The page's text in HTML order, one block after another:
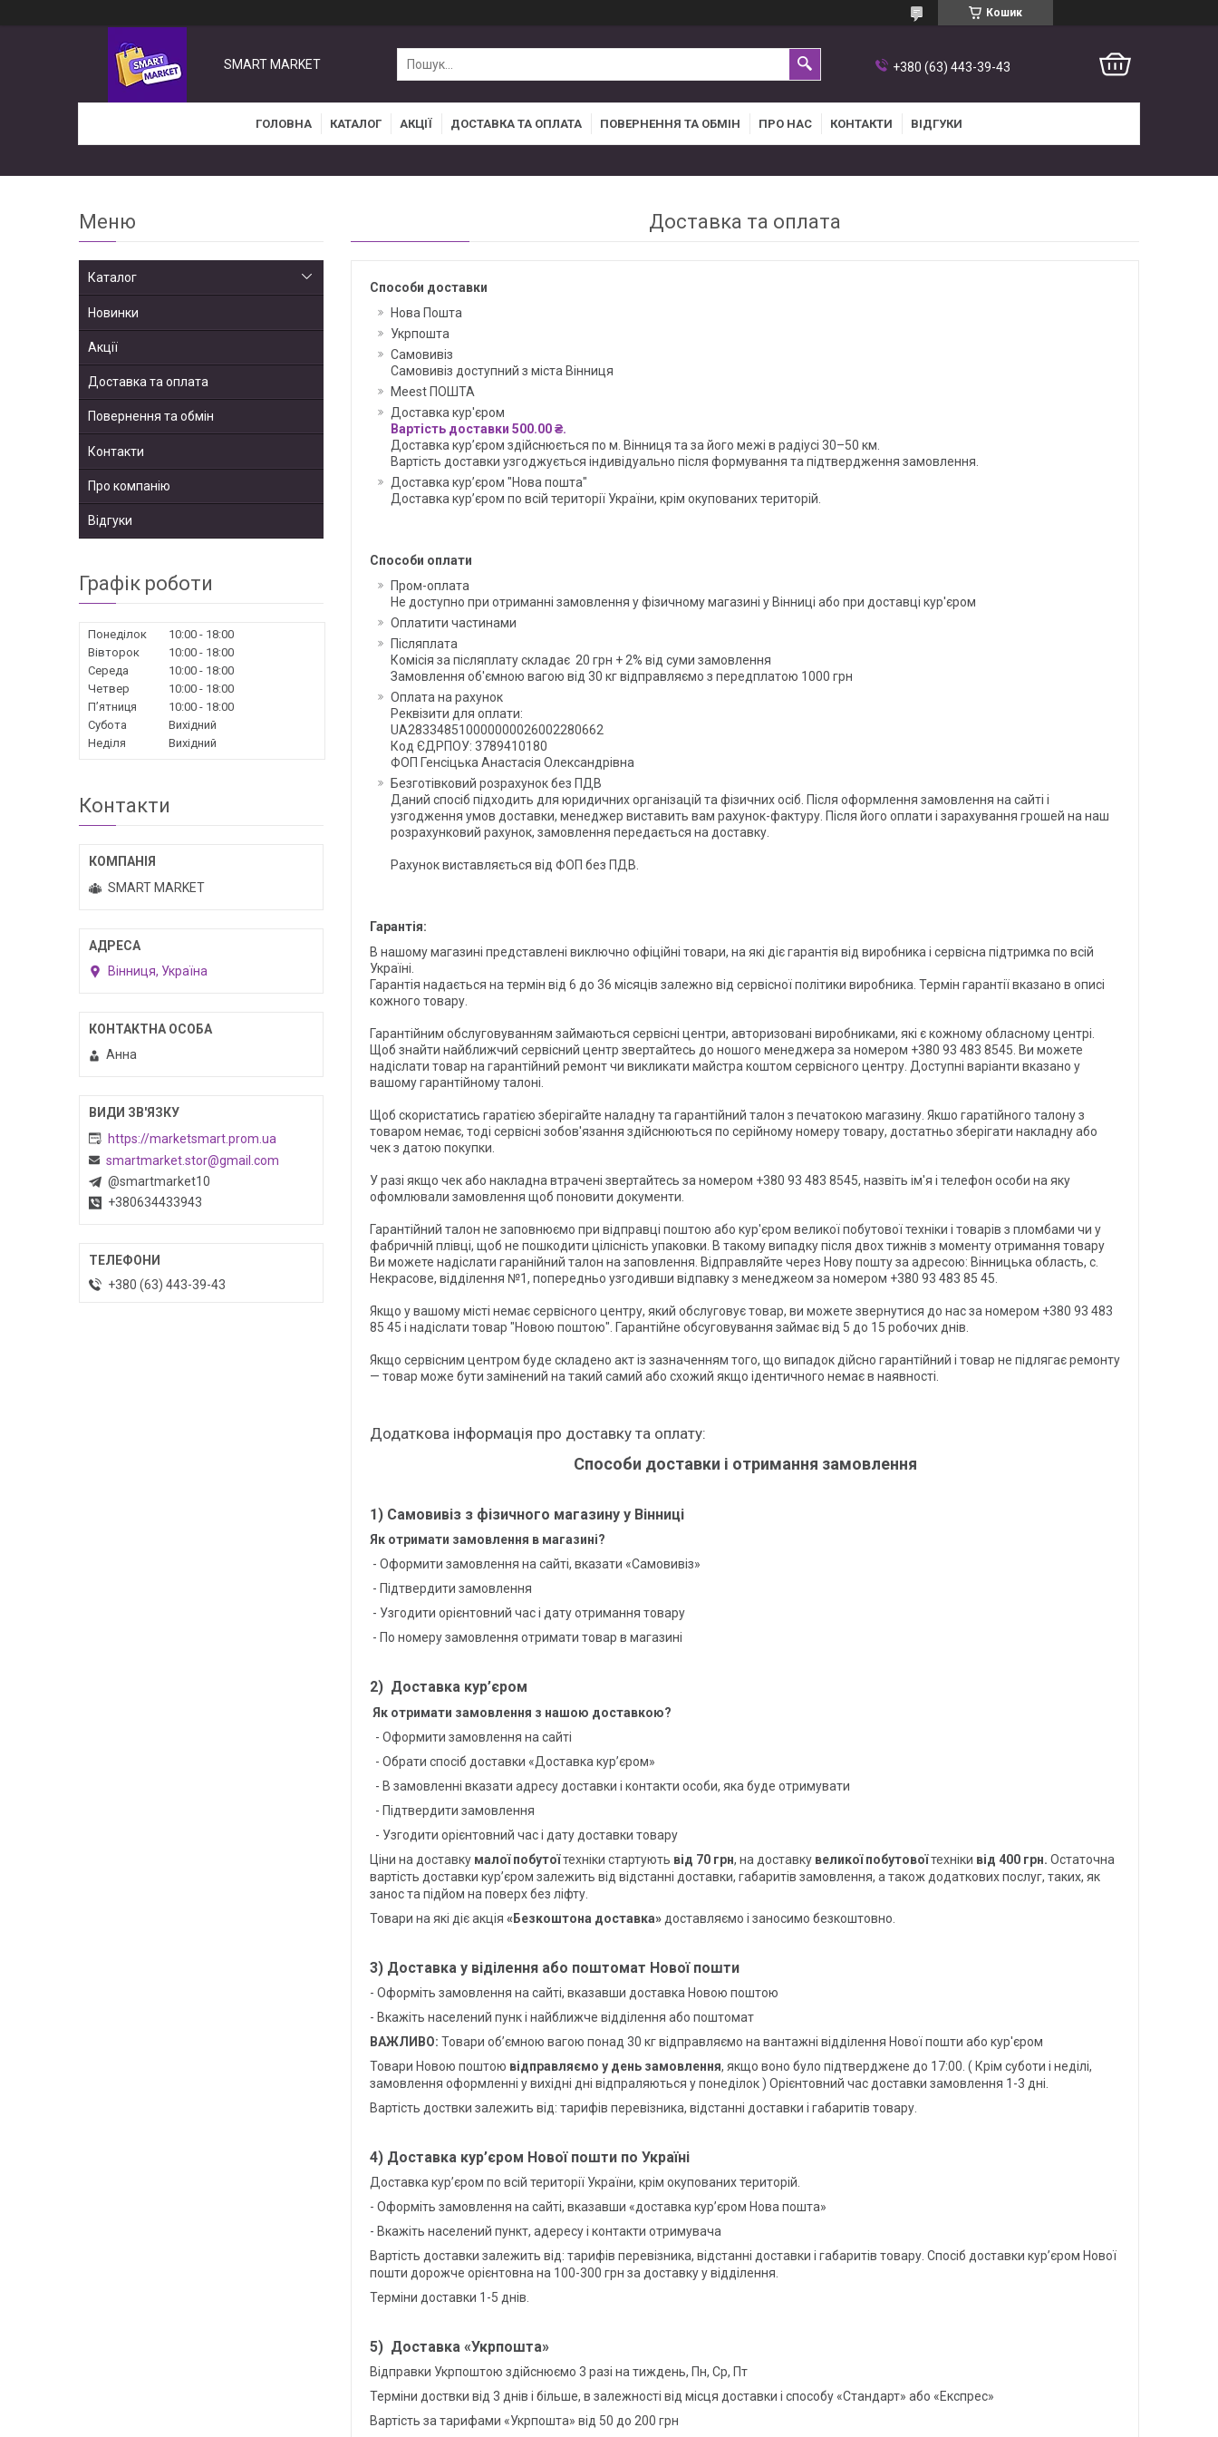
Кошик
SMART MARKET +380 (63) 443-39-43
ГОЛОВНА КАТАЛОГ АКЦІЇ ДОСТАВКА ТА ОПЛАТА ПОВЕРНЕННЯ ТА ОБМІН ПРО НАС КОНТАКТИ ВІДГУКИ
Доставка та оплата
Способи доставки
Нова Пошта
Укрпошта
Самовивіз
Самовивіз доступний з міста Вінниця
Meest ПОШТА
Доставка кур'єром
Вартість доставки 500.00 ₴.
Доставка кур’єром здійснюється по м. Вінниця та за його межі в радіусі 30–50 км.
Вартість доставки узгоджується індивідуально після формування та підтвердження замовлення.
Доставка кур’єром "Нова пошта"
Доставка кур’єром по всій території України, крім окупованих територій.
Способи оплати
Пром-оплата
Не доступно при отриманні замовлення у фізичному магазині у Вінниці або при доставці кур'єром
Оплатити частинами
Післяплата
Комісія за післяплату складає  20 грн + 2% від суми замовлення
Замовлення об'ємною вагою від 30 кг відправляємо з передплатою 1000 грн
Оплата на рахунок
Реквізити для оплати:
UA283348510000000026002280662
Код ЄДРПОУ: 3789410180
ФОП Генсіцька Анастасія Олександрівна
Безготівковий розрахунок без ПДВ
Даний спосіб підходить для юридичних організацій та фізичних осіб. Після оформлення замовлення на сайті і
узгодження умов доставки, менеджер виставить вам рахунок-фактуру. Після його оплати і зарахування грошей на наш
розрахунковий рахунок, замовлення передається на доставку.
Рахунок виставляється від ФОП без ПДВ.
Гарантія:
В нашому магазині представлені виключно офіційні товари, на які діє гарантія від виробника і сервісна підтримка по всій
Україні.
Гарантія надається на термін від 6 до 36 місяців залежно від сервісної політики виробника. Термін гарантії вказано в описі
кожного товару.
Гарантійним обслуговуванням займаються сервісні центри, авторизовані виробниками, які є кожному обласному центрі.
Щоб знайти найближчий сервісний центр звертайтесь до ношого менеджера за номером +380 93 483 8545. Ви можете
надіслати товар на гарантійний ремонт чи викликати майстра коштом сервісного центру. Доступні варіанти вказано у
вашому гарантійному талоні.
Щоб скористатись гаратією зберігайте наладну та гарантійний талон з печатокою магазину. Якшо гаратійного талону з
товаром немає, тоді сервісні зобов'язання здійснюються по серійному номеру товару, достатньо зберігати накладну або
чек з датою покупки.
У разі якщо чек або накладна втрачені звертайтесь за номером +380 93 483 8545, назвіть ім'я і телефон особи на яку
офомлювали замовлення щоб поновити документи.
Гарантійний талон не заповнюємо при відправці поштою або кур'єром великої побутової техніки і товарів з пломбами чи у
фабричній плівці, щоб не пошкодити цілісність упаковки. В такому випадку після двох тижнів з моменту отримання товару
Ви можете надіслати гаранійний талон на заповлення. Відправляйте через Нову пошту за адресою: Вінницька область, с.
Некрасове, відділення №1, попередньо узгодивши відпавку з менеджеом за номером +380 93 483 85 45.
Якщо у вашому місті немає сервісного центру, який обслуговує товар, ви можете звернутися до нас за номером +380 93 483
85 45 і надіслати товар "Новою поштою". Гарантійне обсуговування займає від 5 до 15 робочих днів.
Якщо сервісним центром буде складено акт із зазначенням того, що випадок дійсно гарантійний і товар не підлягає ремонту
— товар може бути замінений на такий самий або схожий якщо ідентичного немає в наявності.
Способи доставки і отримання замовлення
1) Самовивіз з фізичного магазину у Вінниці
Як отримати замовлення в магазині?
- Оформити замовлення на сайті, вказати «Самовивіз»
- Підтвердити замовлення
- Узгодити орієнтовний час і дату отримання товару
- По номеру замовлення отримати товар в магазині
2) Доставка кур’єром
Як отримати замовлення з нашою доставкою?
- Оформити замовлення на сайті
- Обрати спосіб доставки «Доставка кур’єром»
- В замовленні вказати адресу доставки і контакти особи, яка буде отримувати
- Підтвердити замовлення
- Узгодити орієнтовний час і дату доставки товару
Ціни на доставку малої побутоїтехніки стартують від 70 грн, на доставку великої побутовоїтехніки від 400 грн. Остаточна
вартість доставки кур’єром залежить від відстанні доставки, габаритів замовлення, а також додаткових послуг, таких, як
занос та підйом на поверх без ліфту.
Товари на які діє акція «Безкоштона доставка» доставляємо і заносимо безкоштовно.
3) Доставка у віділення або поштомат Нової пошти
- Оформіть замовлення на сайті, вказавши доставка Новою поштою
- Вкажіть населений пунк і найближче відділення або поштомат
ВАЖЛИВО: Товари об’ємною вагою понад 30 кг відправляємо на вантажні відділення Нової пошти або кур'єром
Товари Новою поштою відправляємо у день замовлення, якщо воно було підтверджене до 17:00. ( Крім суботи і неділі,
замовлення оформленні у вихідні дні відпраляються у понеділок ) Орієнтовний час доставки замовлення 1-3 дні.
Вартість доствки залежить від: тарифів перевізника, відстанні доставки і габаритів товару.
4) Доставка кур’єром Нової пошти по Україні
Доставка кур’єром по всій території України, крім окупованих територій.
- Оформіть замовлення на сайті, вказавши «доставка кур’єром Нова пошта»
- Вкажіть населений пункт, адересу і контакти отримувача
Вартість доставки залежить від: тарифів перевізника, відстанні доставки і габаритів товару. Спосіб доставки кур’єром Нової
пошти дорожче орієнтовна на 100-300 грн за доставку у відділення.
Терміни доставки 1-5 днів.
5) Доставка «Укрпошта»
Відправки Укрпоштою здійснюємо 3 разі на тиждень, Пн, Ср, Пт
Терміни доствки від 3 днів і більше, в залежності від місця доставки і способу «Стандарт» або «Експрес»
Вартість за тарифами «Укрпошта» від 50 до 200 грн
Каталог
Новинки
Акції
Доставка та оплата
Повернення та обмін
Контакти
Про компанію
Відгуки
Графік роботи
Понеділок 10:00
18:00
Вівторок
10:00
18:00
Середа
10:00
18:00
Четвер
10:00
18:00
Пʼятниця
10:00
18:00
Субота
Вихідний
Неділя
Вихідний
Контакти
SMART MARKET
Вінниця, Україна
Анна
https://marketsmart.prom.ua
smartmarket.stor@gmail.com
@smartmarket10
+380634433943
+380 (63) 443-39-43